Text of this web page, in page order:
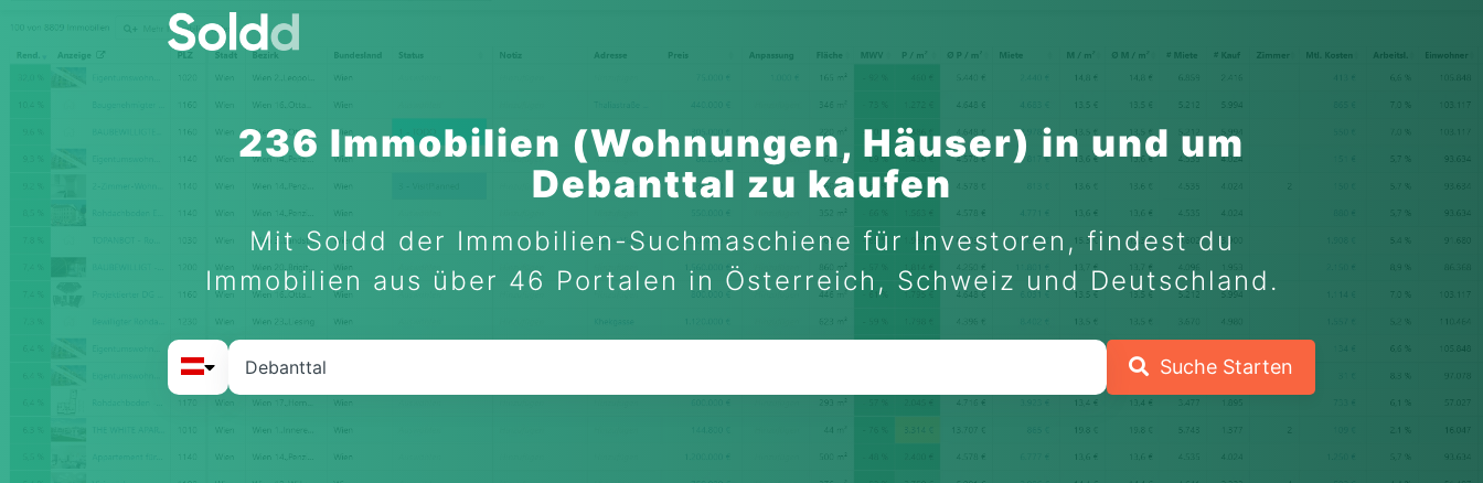
236 Immobilien (Wohnungen, Häuser) in und um
Debanttal zu kaufen
Mit Soldd der Immobilien-Suchmaschiene für Investoren, findest du
Immobilien aus über 46 Portalen in Österreich, Schweiz und Deutschland.
Suche Starten